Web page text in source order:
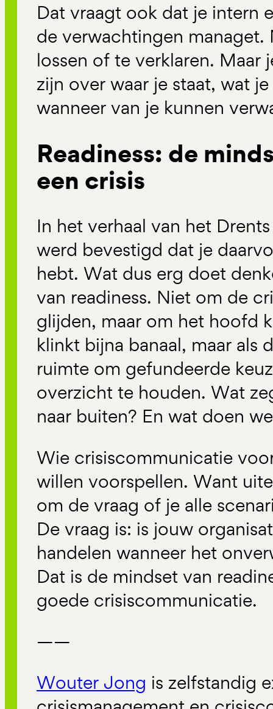
Dat vraagt ook dat je intern
de verwachtingen
lossen of te verklaren. Maar
zijn over waar je staat, wat
wanneer van je kunnen
Readiness: de
een crisis
In het verhaal van het
werd bevestigd dat je
hebt. Wat dus erg doet
van readiness. Niet om de
glijden, maar om het hoofd
klinkt bijna banaal, maar als
ruimte om gefundeerde
overzicht te houden. Wat
naar buiten? En wat doen
Wie crisiscommunicatie
willen voorspellen. Want
om de vraag of je alle
De vraag is: is jouw
handelen wanneer het
Dat is de mindset van
goede crisiscommunicatie.
——
Wouter Jong is zelfstandig